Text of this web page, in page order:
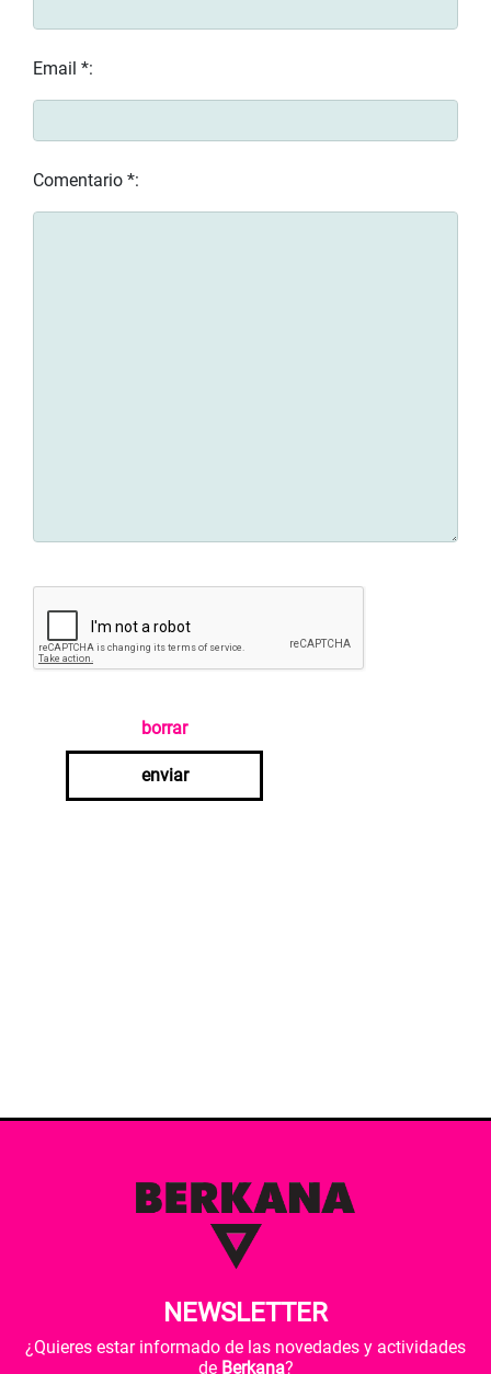
Email *:
Comentario *:
borrar
enviar
NEWSLETTER
¿Quieres estar informado de las novedades y actividades
de Berkana?